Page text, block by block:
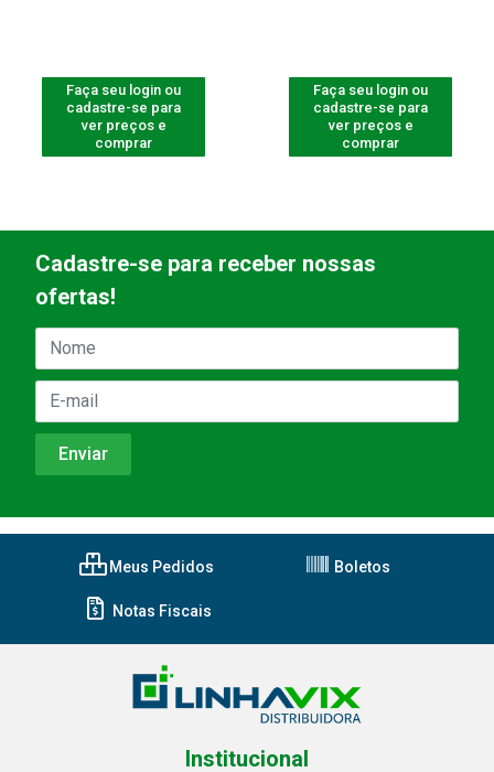
Faça seu login ou
cadastre-se para
ver preços e
comprar
Faça seu login ou
cadastre-se para
ver preços e
comprar
Cadastre-se para receber nossas
ofertas!
Meus Pedidos Boletos
Notas Fiscais
Institucional